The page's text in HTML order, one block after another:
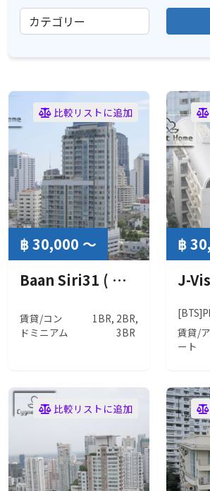
比較リストに追加
฿ 30,000 ～
Baan Siri31 ( バーン シリ31 )
賃貸/コン
ドミニアム
1BR, 2BR,
3BR
฿
賃貸/
ート
比較リストに追加